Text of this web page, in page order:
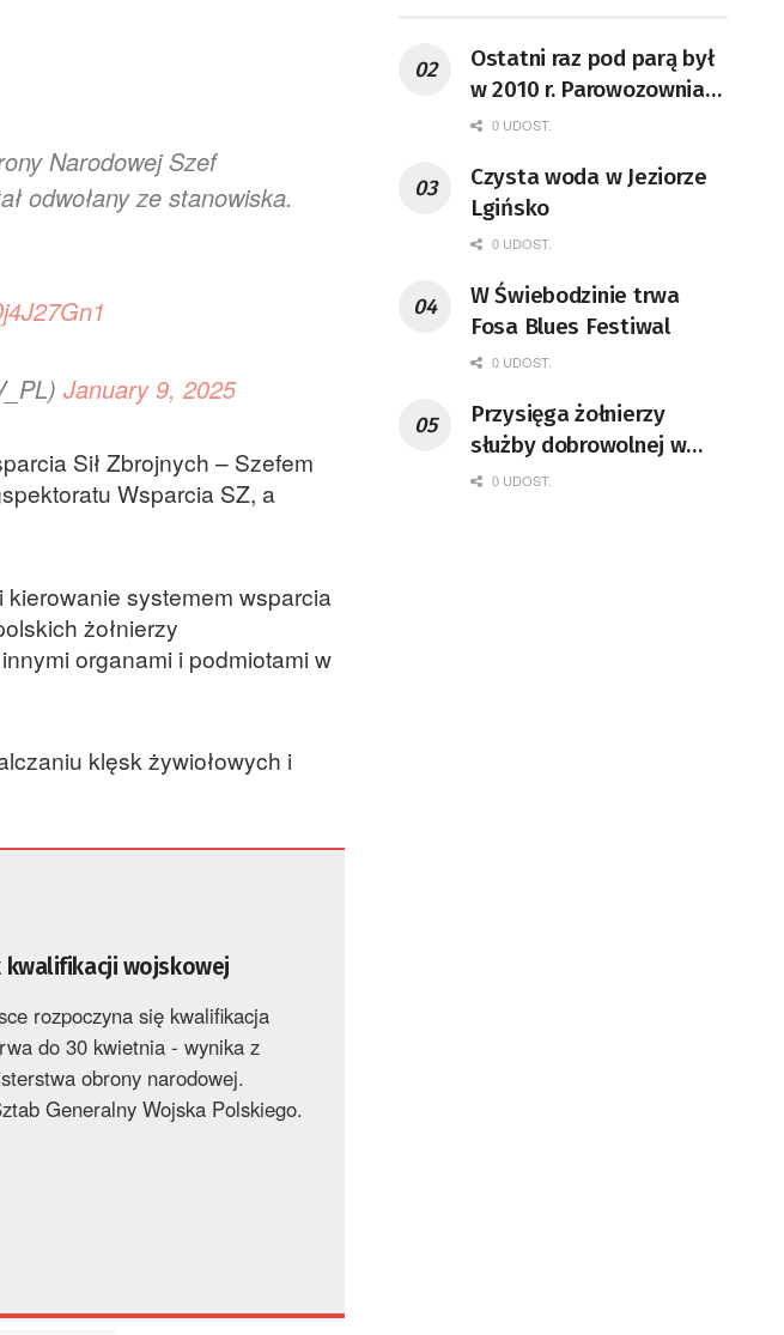
Narodowej Szef
odwołany ze stanowiska.
January 9, 2025
Sił Zbrojnych – Szefem
Wsparcia SZ, a
systemem wsparcia
żołnierzy
organami i podmiotami w
klęsk żywiołowych i
kwalifikacji wojskowej
rozpoczyna się kwalifikacja
do 30 kwietnia - wynika z
obrony narodowej.
Generalny Wojska Polskiego.
Ostatni raz pod parą był
w 2010 r. Parowozownia
Wolsztyn rozpocznie
65
0 UDOST.
Czysta woda w Jeziorze
Lgińsko
0 UDOST.
W Świebodzinie trwa
Fosa Blues Festiwal
0 UDOST.
Przysięga żołnierzy
służby dobrowolnej w
Żaganiu [GALERIA ZDJĘĆ]
0 UDOST.